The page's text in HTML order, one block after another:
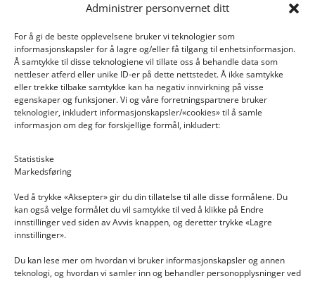
Administrer personvernet ditt
For å gi de beste opplevelsene bruker vi teknologier som
informasjonskapsler for å lagre og/eller få tilgang til enhetsinformasjon.
Å samtykke til disse teknologiene vil tillate oss å behandle data som
nettleser atferd eller unike ID-er på dette nettstedet. Å ikke samtykke
eller trekke tilbake samtykke kan ha negativ innvirkning på visse
egenskaper og funksjoner. Vi og våre forretningspartnere bruker
teknologier, inkludert informasjonskapsler/«cookies» til å samle
informasjon om deg for forskjellige formål, inkludert:
Statistiske
Markedsføring
Ved å trykke «Aksepter» gir du din tillatelse til alle disse formålene. Du
kan også velge formålet du vil samtykke til ved å klikke på Endre
innstillinger ved siden av Avvis knappen, og deretter trykke «Lagre
innstillinger».
Du kan lese mer om hvordan vi bruker informasjonskapsler og annen
teknologi, og hvordan vi samler inn og behandler personopplysninger ved
INFORMASJON